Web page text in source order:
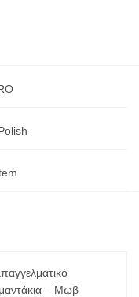
– Μωβ